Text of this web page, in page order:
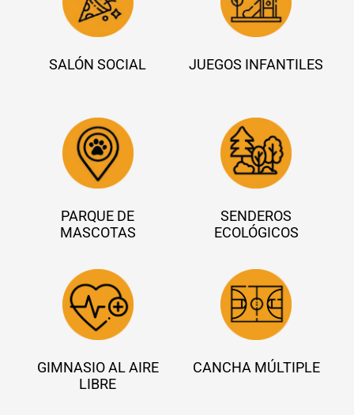
SALÓN SOCIAL JUEGOS INFANTILES
PARQUE DE
MASCOTAS
SENDEROS
ECOLÓGICOS
GIMNASIO AL AIRE
LIBRE
CANCHA MÚLTIPLE